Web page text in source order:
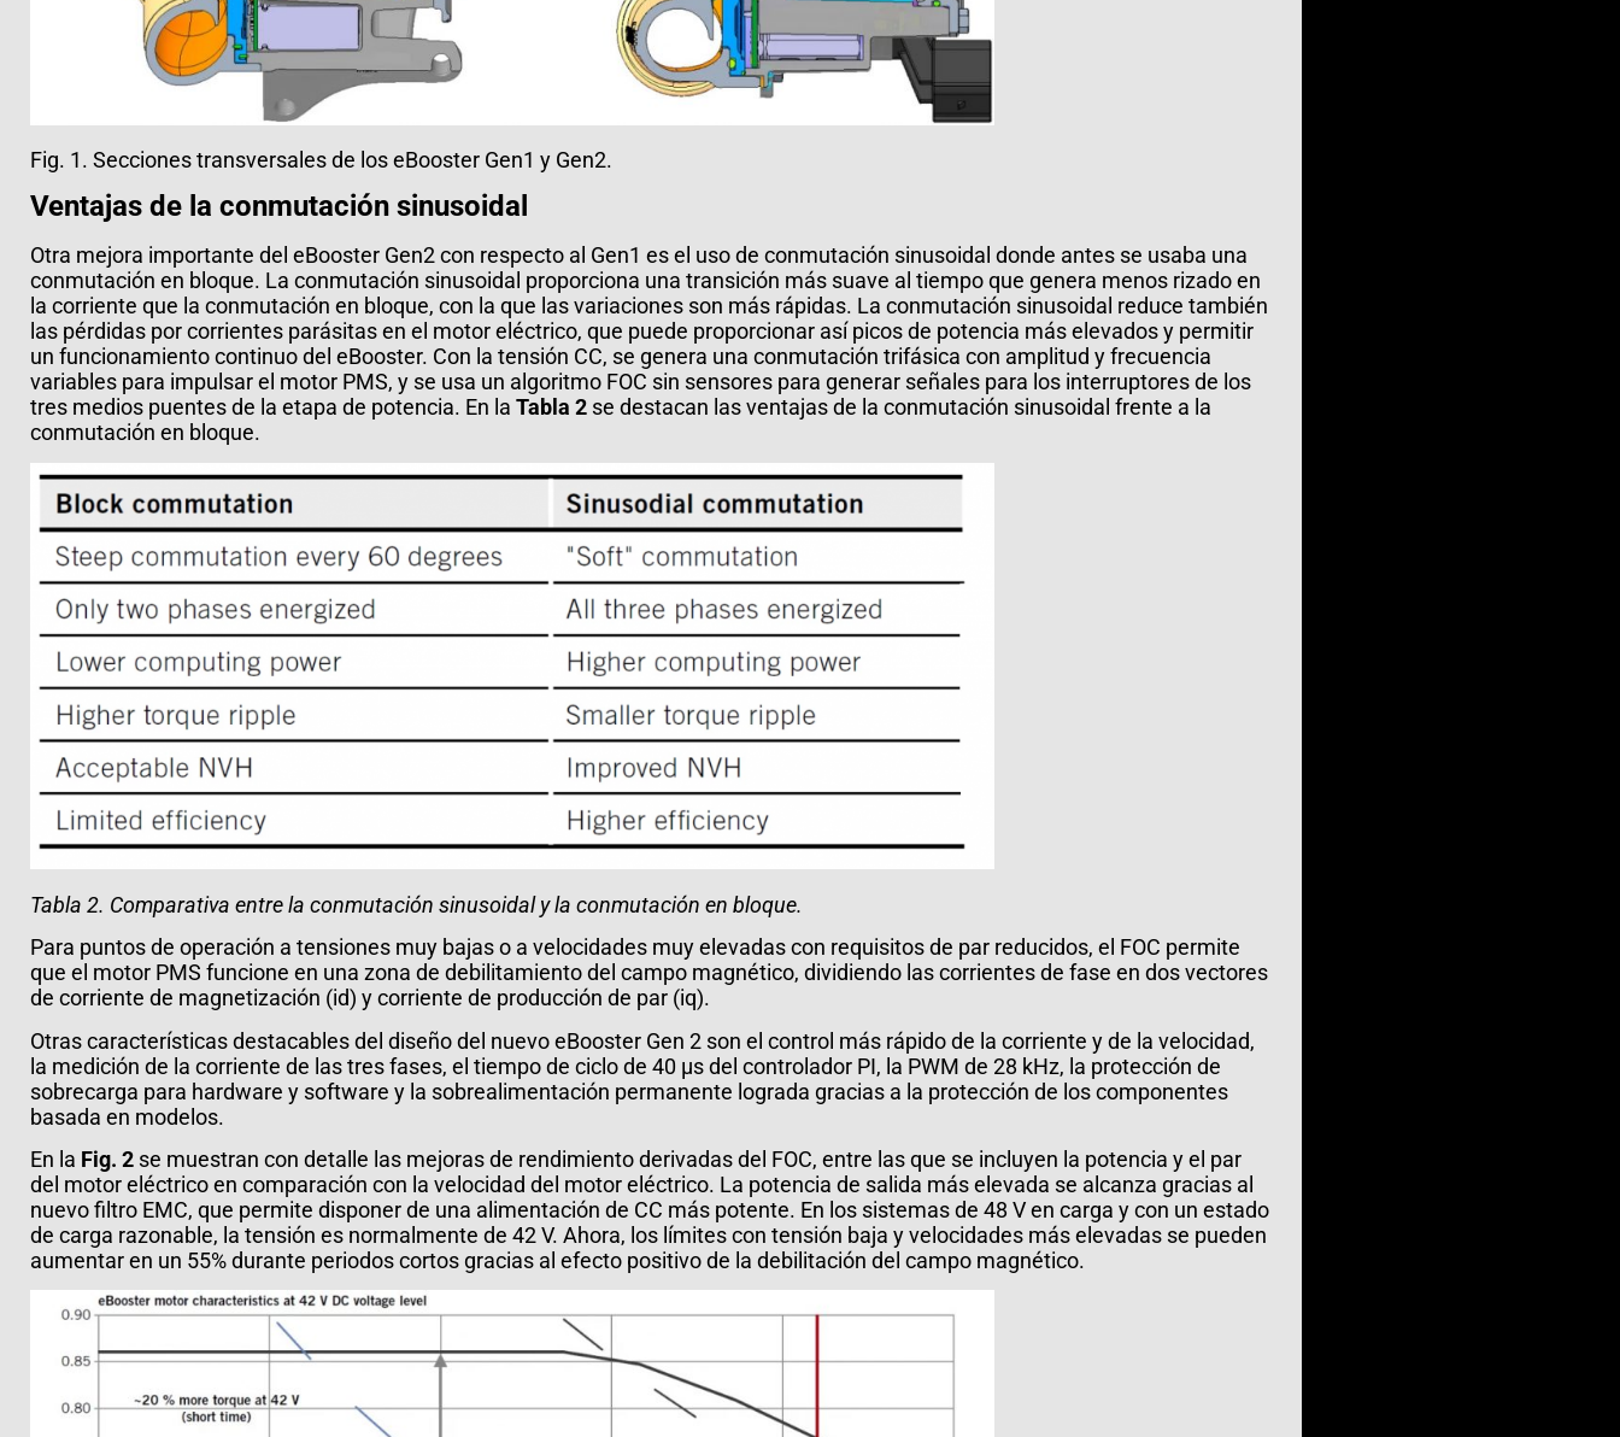
Fig. 1. Secciones transversales de los eBooster Gen1 y Gen2.
Ventajas de la conmutación sinusoidal
Otra mejora importante del eBooster Gen2 con respecto al Gen1 es el uso de conmutación sinusoidal donde antes se usaba una
conmutación en bloque. La conmutación sinusoidal proporciona una transición más suave al tiempo que genera menos rizado en
la corriente que la conmutación en bloque, con la que las variaciones son más rápidas. La conmutación sinusoidal reduce también
las pérdidas por corrientes parásitas en el motor eléctrico, que puede proporcionar así picos de potencia más elevados y permitir
un funcionamiento continuo del eBooster. Con la tensión CC, se genera una conmutación trifásica con amplitud y frecuencia
variables para impulsar el motor PMS, y se usa un algoritmo FOC sin sensores para generar señales para los interruptores de los
tres medios puentes de la etapa de potencia. En la Tabla 2 se destacan las ventajas de la conmutación sinusoidal frente a la
conmutación en bloque.
Tabla 2. Comparativa entre la conmutación sinusoidal y la conmutación en bloque.
Para puntos de operación a tensiones muy bajas o a velocidades muy elevadas con requisitos de par reducidos, el FOC permite
que el motor PMS funcione en una zona de debilitamiento del campo magnético, dividiendo las corrientes de fase en dos vectores
de corriente de magnetización (id) y corriente de producción de par (iq).
Otras características destacables del diseño del nuevo eBooster Gen 2 son el control más rápido de la corriente y de la velocidad,
la medición de la corriente de las tres fases, el tiempo de ciclo de 40 µs del controlador PI, la PWM de 28 kHz, la protección de
sobrecarga para hardware y software y la sobrealimentación permanente lograda gracias a la protección de los componentes
basada en modelos.
En la Fig. 2 se muestran con detalle las mejoras de rendimiento derivadas del FOC, entre las que se incluyen la potencia y el par
del motor eléctrico en comparación con la velocidad del motor eléctrico. La potencia de salida más elevada se alcanza gracias al
nuevo filtro EMC, que permite disponer de una alimentación de CC más potente. En los sistemas de 48 V en carga y con un estado
de carga razonable, la tensión es normalmente de 42 V. Ahora, los límites con tensión baja y velocidades más elevadas se pueden
aumentar en un 55% durante periodos cortos gracias al efecto positivo de la debilitación del campo magnético.